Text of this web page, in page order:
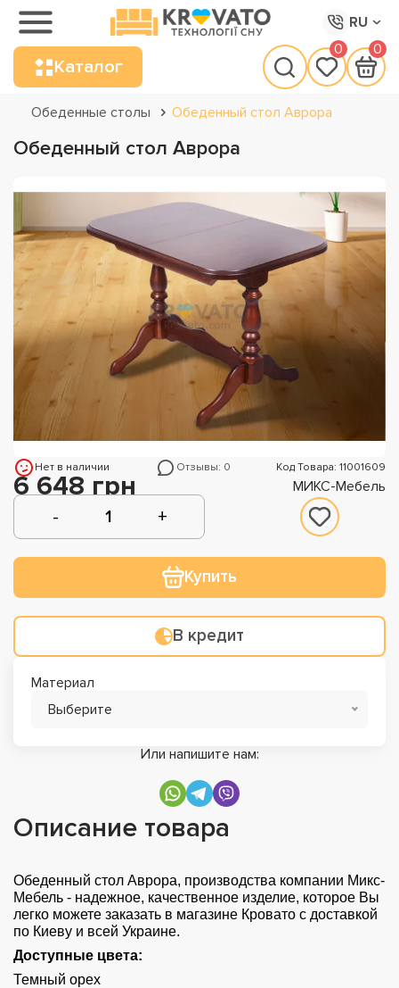
RU
Каталог
0 0
Обеденные столы Обеденный стол Аврора
Обеденный стол Аврора
Нет в наличии Отзывы: 0 Код Товара: 11001609
6 648 грн МИКС-Мебель
Купить
В кредит
Материал
Выберите
Или напишите нам:
Описание товара
Обеденный стол Аврора, производства компании Микс-
Мебель - надежное, качественное изделие, которое Вы
легко можете заказать в магазине Кровато с доставкой
по Киеву и всей Украине.
Доступные цвета:
Темный орех